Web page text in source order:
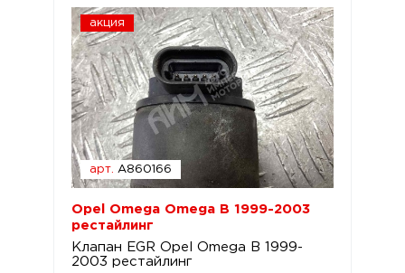
акция
арт. A860166
Opel Omega Omega B 1999-2003
рестайлинг
Клапан EGR Opel Omega B 1999-
2003 рестайлинг